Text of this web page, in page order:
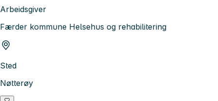
Arbeidsgiver
Færder kommune Helsehus og rehabilitering
Sted
Nøtterøy